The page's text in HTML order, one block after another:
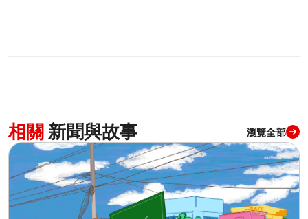
相關 新聞與故事 瀏覽全部